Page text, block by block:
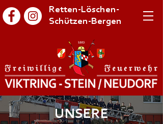
Retten-Löschen-
Schützen-Bergen
UNSERE